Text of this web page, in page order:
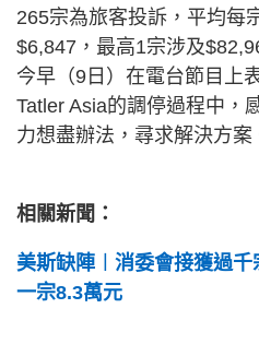
265宗為旅客投訴，平均每
$6,847，最高1宗涉及
今早（9日）在電台節目上
Tatler Asia的調停過程中，
力想盡辦法，尋求解決方案
相關新聞：
美斯缺陣︱消委會接獲過
一宗8.3萬元